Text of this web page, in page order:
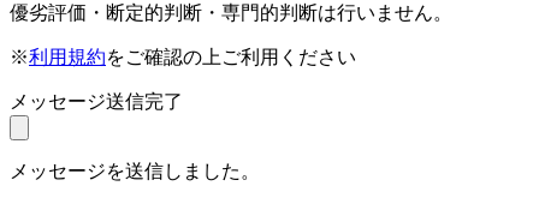
優劣評価・断定的判断・専門的判断は行いません。
※利用規約をご確認の上ご利用ください
メッセージ送信完了
メッセージを送信しました。